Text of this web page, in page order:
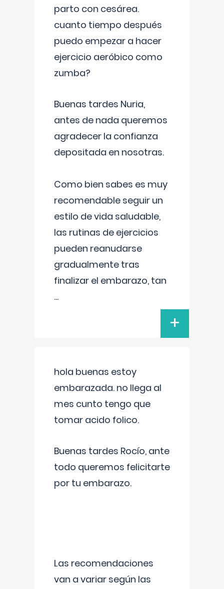
parto con cesárea.
cuanto tiempo después
puedo empezar a hacer
ejercicio aeróbico como
zumba?
Buenas tardes Nuria,
antes de nada queremos
agradecer la confianza
depositada en nosotras.
Como bien sabes es muy
recomendable seguir un
estilo de vida saludable,
las rutinas de ejercicios
pueden reanudarse
gradualmente tras
finalizar el embarazo, tan
...
+
hola buenas estoy
embarazada. no llega al
mes cunto tengo que
tomar acido folico.
Buenas tardes Rocío, ante
todo queremos felicitarte
por tu embarazo.
Las recomendaciones
van a variar según las